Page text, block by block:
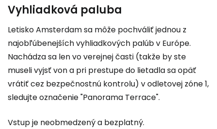
Vyhliadková paluba
Letisko Amsterdam sa môže pochváliť jednou z
najobľúbenejších vyhliadkových palúb v Európe.
Nachádza sa len vo verejnej časti (takže by ste
museli vyjsť von a pri prestupe do lietadla sa opäť
vrátiť cez bezpečnostnú kontrolu) v odletovej zóne 1,
sledujte označenie "Panorama Terrace".
Vstup je neobmedzený a bezplatný.